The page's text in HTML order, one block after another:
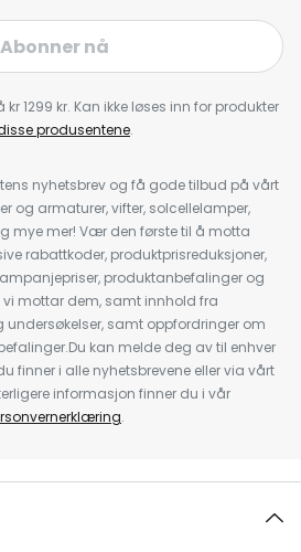
Abonner nå
1299 kr. Kan ikke løses inn for produkter
produsentene.
nyhetsbrev og få gode tilbud på vårt
og armaturer, vifter, solcellelamper,
mye mer! Vær den første til å motta
rabattkoder, produktprisreduksjoner,
produktanbefalinger og
vi mottar dem, samt innhold fra
samt oppfordringer om
kan melde deg av til enhver
finner i alle nyhetsbrevene eller via vårt
informasjon finner du i vår
.